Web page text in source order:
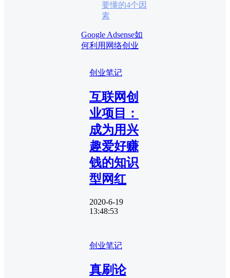
要懂的4个因
素
Google Adsense如
何利用网络创业
创业笔记
互联网创
业项目：
成为用兴
趣爱好赚
钱的知识
型网红
2020-6-19
13:48:53
创业笔记
真刷论